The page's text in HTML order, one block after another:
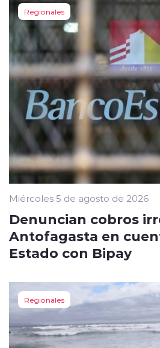
Regionales
Miércoles 5 de agosto de 2026
Denuncian cobros
Antofagasta en
Estado con Bipay
Regionales